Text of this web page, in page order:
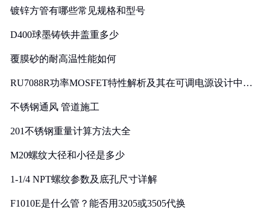
镀锌方管有哪些常见规格和型号
D400球墨铸铁井盖重多少
覆膜砂的耐高温性能如何
RU7088R功率MOSFET特性解析及其在可调电源设计中的
不锈钢通风 管道施工
201不锈钢重量计算方法大全
M20螺纹大径和小径是多少
1-1/4 NPT螺纹参数及底孔尺寸详解
F1010E是什么管？能否用3205或3505代换